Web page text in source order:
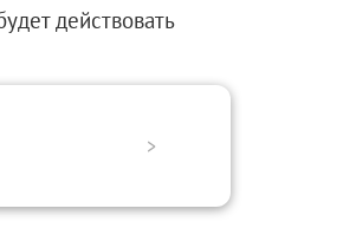
действовать
>